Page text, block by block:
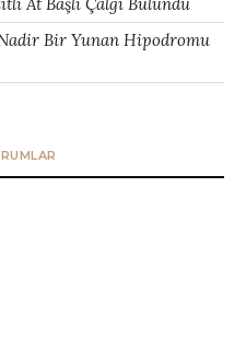
Bir Yunan Hipodromu